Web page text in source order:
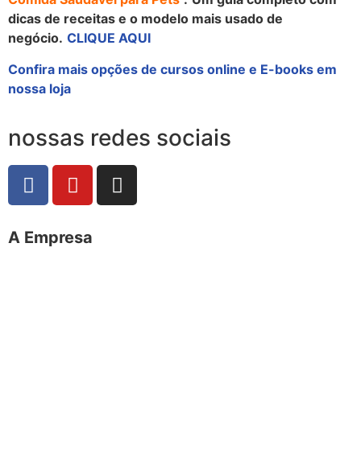
dicas de receitas e o modelo mais usado de
negócio. CLIQUE AQUI
Confira mais opções de cursos online e E-books em
nossa loja
nossas redes sociais
A Empresa